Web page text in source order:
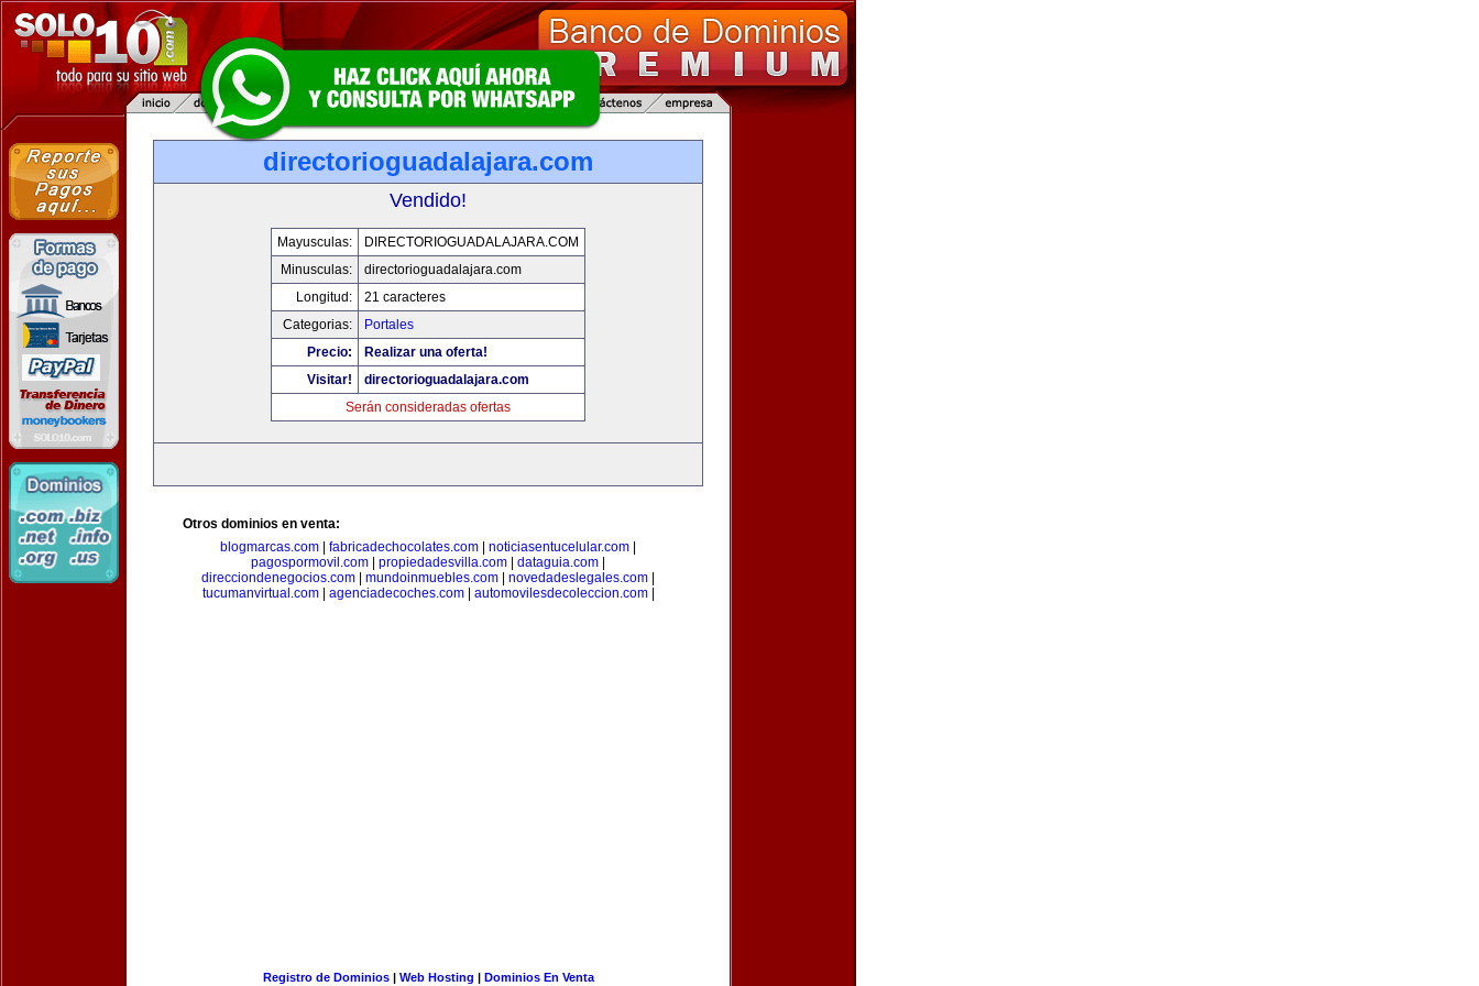
directorioguadalajara.com
Vendido!
Mayusculas:
DIRECTORIOGUADALAJARA.COM
Minusculas:
directorioguadalajara.com
Longitud:
21 caracteres
Categorias:
Portales
Precio:
Realizar una oferta!
Visitar!
directorioguadalajara.com
Serán consideradas ofertas
Otros dominios en venta:
blogmarcas.com
fabricadechocolates.com noticiasentucelular.com
pagospormovil.com
propiedadesvilla.com dataguia.com
direcciondenegocios.com
mundoinmuebles.com novedadeslegales.com
tucumanvirtual.com| agenciadecoches.com| automovilesdecoleccion.com|
Registro de Dominios| Web Hosting | Dominios En Venta